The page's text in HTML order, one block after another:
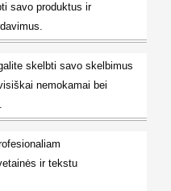
savo produktus ir
skelbti savo skelbimus
nemokamai bei
ir tekstu